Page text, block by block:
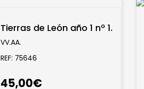
Tierras de León año 1 nº 1.
VV.AA.
REF: 75646
45,00€